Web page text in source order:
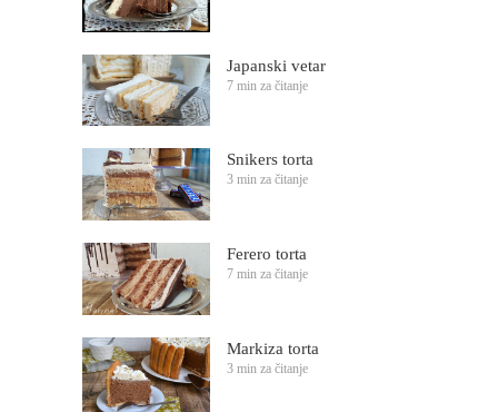
Japanski vetar
7 min za čitanje
Snikers torta
3 min za čitanje
Ferero torta
7 min za čitanje
Markiza torta
3 min za čitanje